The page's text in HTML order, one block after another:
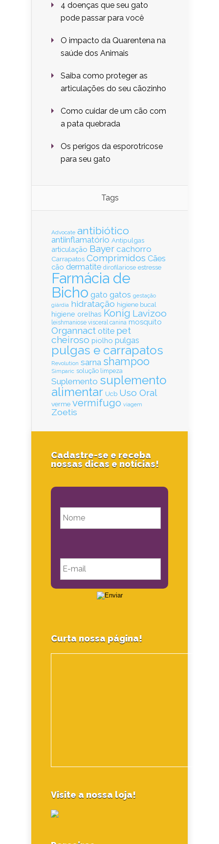
4 doenças que seu gato
pode passar para você
O impacto da Quarentena na
saúde dos Animais
Saiba como proteger as
articulações do seu cãozinho
Como cuidar de um cão com
a pata quebrada
Os perigos da esporotricose
para seu gato
Tags
Advocate antibiótico
antiinflamatório Antipulgas
articulação Bayer cachorro
Carrapatos Comprimidos Cães
cão dermatite dirofilariose estresse
Farmácia de
Bicho gato gatos gestação
giárdia hidratação higiene bucal
higiene orelhas Konig Lavizoo
leishmaniose visceral canina mosquito
Organnact otite pet
cheiroso piolho pulgas
pulgas e carrapatos
Revolution sarna shampoo
Simparic solução limpeza
Suplemento suplemento
alimentar Ucb Uso Oral
verme vermifugo viagem
Zoetis
Cadastre-se e receba
nossas dicas e notícias!
Curta nossa página!
Visite a nossa loja!